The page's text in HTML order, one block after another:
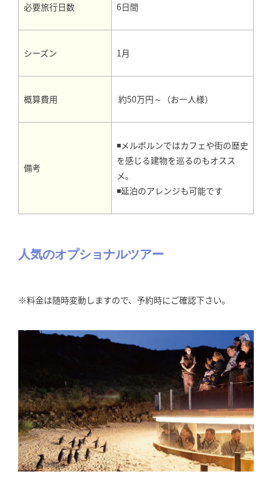
必要旅行日数 6日間
シーズン 1月
概算費用 約50万円～（お一人様）
備考
◾メルボルンではカフェや街の歴史
を感じる建物を巡るのもオスス
メ。
◾延泊のアレンジも可能です
人気のオプショナルツアー
※料金は随時変動しますので、予約時にご確認下さい。